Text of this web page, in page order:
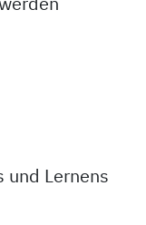
und Lernens